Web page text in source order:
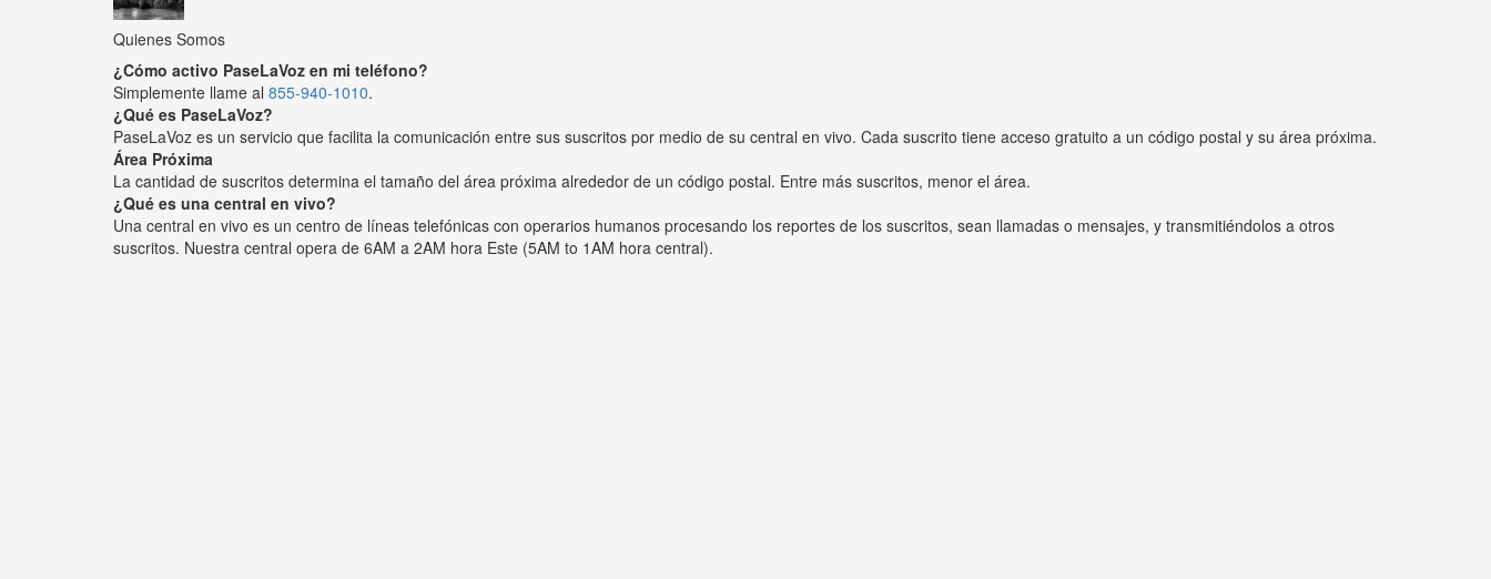
Quienes Somos
¿Cómo activo PaseLaVoz en mi teléfono?
Simplemente llame al 855-940-1010.
¿Qué es PaseLaVoz?
PaseLaVoz es un servicio que facilita la comunicación entre sus suscritos por medio de su central en vivo. Cada suscrito tiene acceso gratuito a un código postal y su área próxima.
Área Próxima
La cantidad de suscritos determina el tamaño del área próxima alrededor de un código postal. Entre más suscritos, menor el área.
¿Qué es una central en vivo?
Una central en vivo es un centro de líneas telefónicas con operarios humanos procesando los reportes de los suscritos, sean llamadas o mensajes, y transmitiéndolos a otros
suscritos. Nuestra central opera de 6AM a 2AM hora Este (5AM to 1AM hora central).